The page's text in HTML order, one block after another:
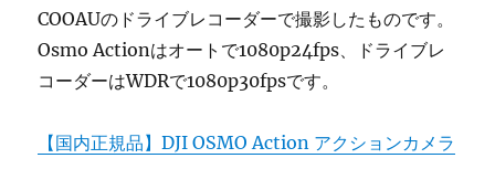
COOAUのドライブレコーダーで撮影したものです。
Osmo Actionはオートで1080p24fps、ドライブレ
コーダーはWDRで1080p30fpsです。
【国内正規品】DJI OSMO Action アクションカメラ